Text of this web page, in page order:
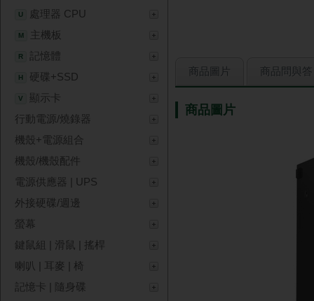
U 處理器 CPU
M 主機板
R 記憶體
H 硬碟+SSD
V
顯示卡
行動電源/燒錄器
機殼+電源組合
機殼/機殼配件
電源供應器 | UPS
外接硬碟/週邊
螢幕
鍵鼠組 | 滑鼠 | 搖桿
喇叭 | 耳麥 | 椅
記憶卡 | 隨身碟
商品圖片 商品問與答
商品圖片